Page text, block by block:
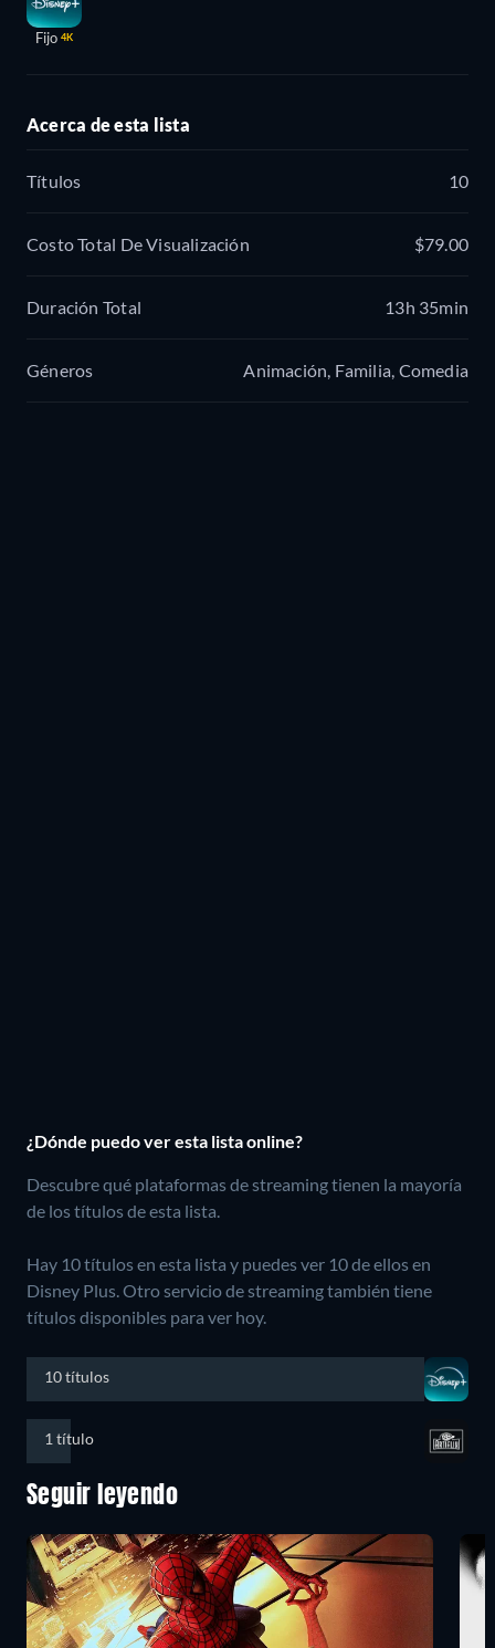
Fijo 4K
Acerca de esta lista
Títulos 10
Costo Total De Visualización $79.00
Duración Total 13h 35min
Géneros Animación, Familia, Comedia
¿Dónde puedo ver esta lista online?
Descubre qué plataformas de streaming tienen la mayoría
de los títulos de esta lista.
Hay 10 títulos en esta lista y puedes ver 10 de ellos en
Disney Plus.Otro servicio de streaming también tiene
títulos disponibles para ver hoy.
10 títulos
1 título
Seguir leyendo